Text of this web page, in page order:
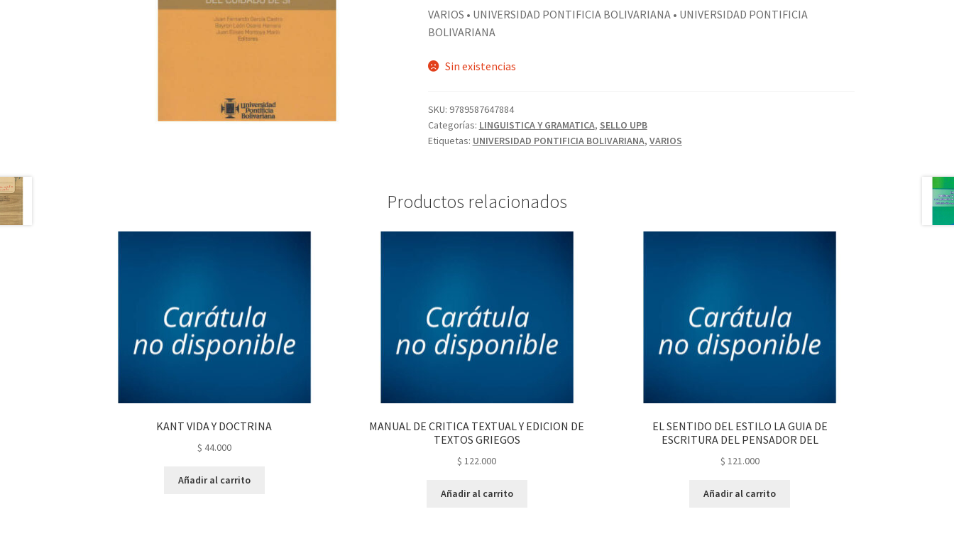
VARIOS • UNIVERSIDAD PONTIFICIA BOLIVARIANA • UNIVERSIDAD PONTIFICIA
BOLIVARIANA
Sin existencias
SKU: 9789587647884
Categorías: LINGUISTICA Y GRAMATICA, SELLO UPB
Etiquetas: UNIVERSIDAD PONTIFICIA BOLIVARIANA, VARIOS
Productos relacionados
KANT VIDA Y DOCTRINA
$ 44.000
Añadir al carrito
MANUAL DE CRITICA TEXTUAL Y EDICION DE
TEXTOS GRIEGOS
$ 122.000
Añadir al carrito
EL SENTIDO DEL ESTILO LA GUIA DE
ESCRITURA DEL PENSADOR DEL
$ 121.000
Añadir al carrito